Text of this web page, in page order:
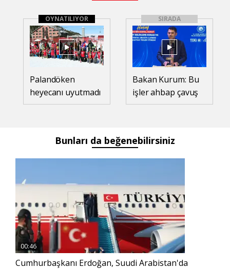
OYNATILIYOR
Palandöken
heyecanı uyutmadı
SIRADA
Bakan Kurum: Bu
işler ahbap çavuş
ilişkisiyle yürümez
Bunları da beğenebilirsiniz
00:46
Cumhurbaşkanı Erdoğan, Suudi Arabistan'da